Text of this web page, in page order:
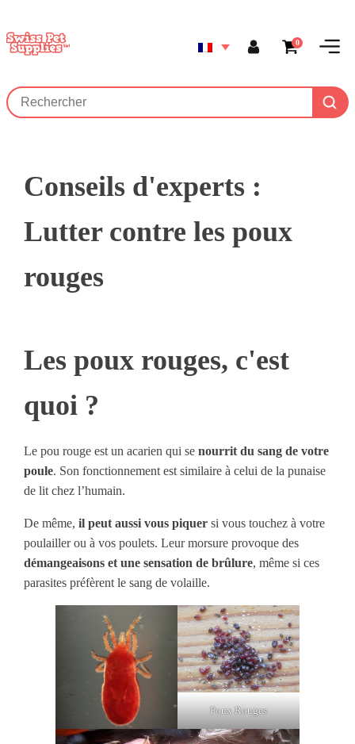
0
Conseils d'experts :
Lutter contre les poux
rouges
Les poux rouges, c'est
quoi ?
Le pou rouge est un acarien qui se nourrit du sang de votre
poule. Son fonctionnement est similaire à celui de la punaise
de lit chez l’humain.
De même, il peut aussi vous piquer si vous touchez à votre
poulailler ou à vos poulets. Leur morsure provoque des
démangeaisons et une sensation de brûlure, même si ces
parasites préfèrent le sang de volaille.
Poux Rouges